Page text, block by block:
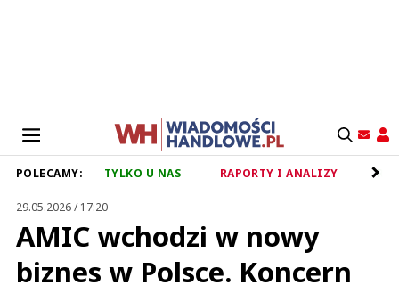
POLECAMY: TYLKO U NAS RAPORTY I ANALIZY
29.05.2026 / 17:20
AMIC wchodzi w nowy
biznes w Polsce. Koncern